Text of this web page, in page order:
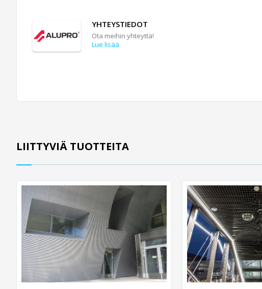
YHTEYSTIEDOT
Ota meihin yhteyttä!
Lue lisää
LIITTYVIÄ TUOTTEITA